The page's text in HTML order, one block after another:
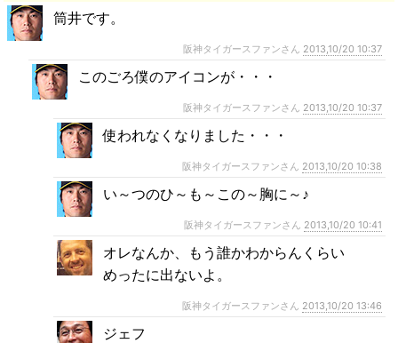
筒井です。
阪神タイガースファンさん 2013,10/20 10:37
このごろ僕のアイコンが・・・
阪神タイガースファンさん 2013,10/20 10:37
使われなくなりました・・・
阪神タイガースファンさん 2013,10/20 10:38
い～つのひ～も～この～胸に～♪
阪神タイガースファンさん 2013,10/20 10:41
オレなんか、もう誰かわからんくらい
めったに出ないよ。
阪神タイガースファンさん 2013,10/20 13:46
ジェフ